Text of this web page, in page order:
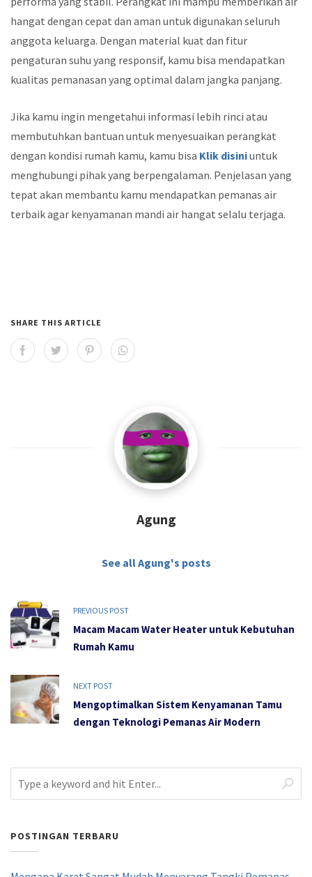
hangat dengan cepat dan aman untuk digunakan seluruh
anggota keluarga. Dengan material kuat dan fitur
pengaturan suhu yang responsif, kamu bisa mendapatkan
kualitas pemanasan yang optimal dalam jangka panjang.
Jika kamu ingin mengetahui informasi lebih rinci atau
membutuhkan bantuan untuk menyesuaikan perangkat
dengan kondisi rumah kamu, kamu bisa Klik disiniuntuk
menghubungi pihak yang berpengalaman. Penjelasan yang
tepat akan membantu kamu mendapatkan pemanas air
terbaik agar kenyamanan mandi air hangat selalu terjaga.
SHARE THIS ARTICLE
Agung
See all Agung's posts
PREVIOUS POST
Macam Macam Water Heater untuk Kebutuhan
Rumah Kamu
NEXT POST
Mengoptimalkan Sistem Kenyamanan Tamu
dengan Teknologi Pemanas Air Modern
POSTINGAN TERBARU